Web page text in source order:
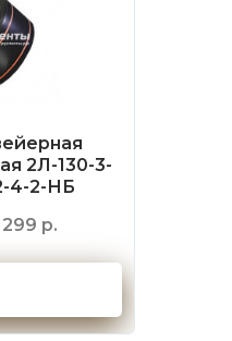
2Л-130-3-
4-2-НБ
р.